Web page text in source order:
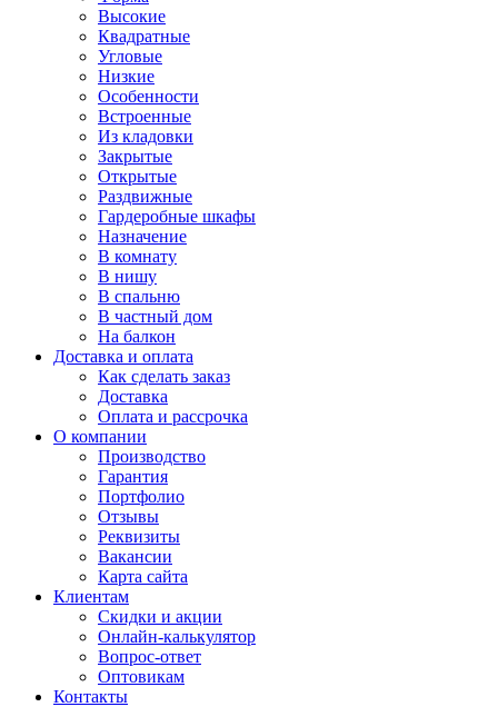
Высокие
Квадратные
Угловые
Низкие
Особенности
Встроенные
Из кладовки
Закрытые
Открытые
Раздвижные
Гардеробные шкафы
Назначение
В комнату
В нишу
В спальню
В частный дом
На балкон
Доставка и оплата
Как сделать заказ
Доставка
Оплата и рассрочка
О компании
Производство
Гарантия
Портфолио
Отзывы
Реквизиты
Вакансии
Карта сайта
Клиентам
Скидки и акции
Онлайн-калькулятор
Вопрос-ответ
Оптовикам
Контакты